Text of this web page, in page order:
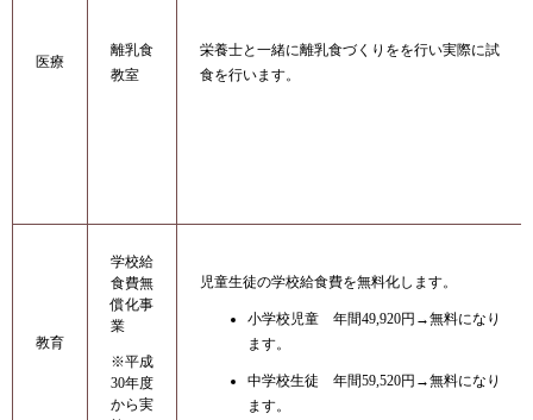
医療
離乳食
教室
栄養士と一緒に離乳食づくりをを行い実際に試
食を行います。
教育
学校給
食費無
償化事
業
※平成
30年度
から実
児童生徒の学校給食費を無料化します。
小学校児童 年間49,920円→無料になり
ます。
中学校生徒 年間59,520円→無料になり
ます。